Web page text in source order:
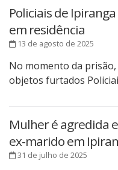
Policiais de
em residência
13 de agosto de 2025
No momento da
objetos furtados
Mulher é agredida
ex-marido em
31 de julho de 2025